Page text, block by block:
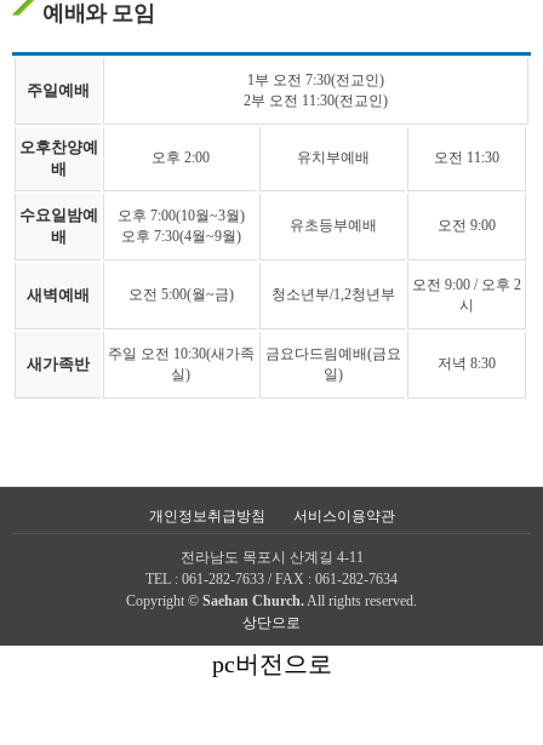
예배와 모임
주일예배
1부 오전 7:30(전교인)
2부 오전 11:30(전교인)
오후찬양예
배
오후 2:00 유치부예배 오전 11:30
수요일밤예
배
오후 7:00(10월~3월)
오후 7:30(4월~9월)
유초등부예배 오전 9:00
새벽예배 오전 5:00(월~금) 청소년부/1,2청년부
오전 9:00 / 오후 2
시
새가족반
주일 오전 10:30(새가족
실)
금요다드림예배(금요
일)
저녁 8:30
개인정보취급방침 서비스이용약관
전라남도 목포시 산계길 4-11
TEL : 061-282-7633 / FAX : 061-282-7634
Copyright © Saehan Church.All rights reserved.
상단으로
pc버전으로